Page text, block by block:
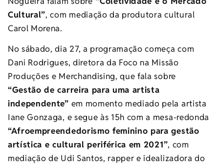
Cultural”, com mediação da produtora cultural
Carol Morena.
No sábado, dia 27, a programação começa com
Dani Rodrigues, diretora da Foco na Missão
Produções e Merchandising, que fala sobre
“Gestão de carreira para uma artista
independente” em momento mediado pela artista
Iane Gonzaga, e segue às 15h com a mesa-redonda
“Afroempreendedorismo feminino para gestão
artística e cultural periférica em 2021”, com
mediação de Udi Santos, rapper e idealizadora do